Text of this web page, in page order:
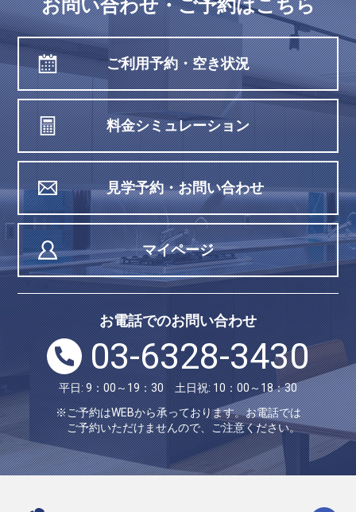
お問い合わせ・ご予約はこちら
ご利用予約・空き状況
料金シミュレーション
見学予約・お問い合わせ
マイページ
お電話でのお問い合わせ
03-6328-3430
平日: 9：00～19：30 土日祝: 10：00～18：30
※ご予約はWEBから承っております。お電話では
ご予約いただけませんので、ご注意ください。